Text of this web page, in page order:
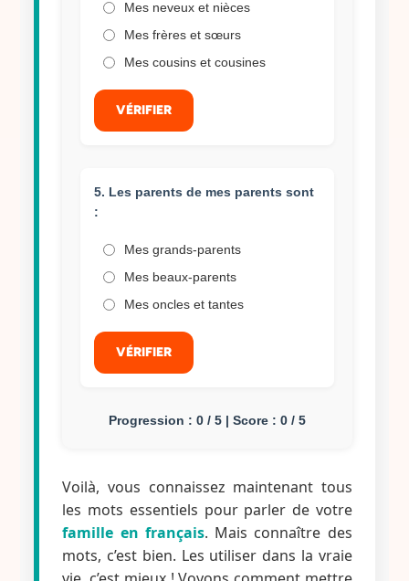
Mes neveux et nièces
Mes frères et sœurs
Mes cousins et cousines
VÉRIFIER
5. Les parents de mes parents sont
:
Mes grands-parents
Mes beaux-parents
Mes oncles et tantes
VÉRIFIER
Progression : 0 / 5 | Score : 0 / 5
Voilà, vous connaissez maintenant tous
les mots essentiels pour parler de votre
famille en français. Mais connaître des
mots, c’est bien. Les utiliser dans la vraie